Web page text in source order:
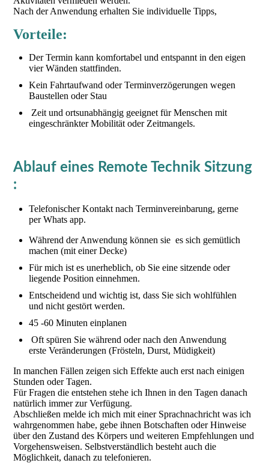
Nach der Anwendung erhalten Sie individuelle Tipps,
Vorteile:
Der Termin kann komfortabel und entspannt in den eigen
vier Wänden stattfinden.
Kein Fahrtaufwand oder Terminverzögerungen wegen
Baustellen oder Stau
Zeit und ortsunabhängig geeignet für Menschen mit
eingeschränkter Mobilität oder Zeitmangels.
Ablauf eines Remote Technik Sitzung
:
Telefonischer Kontakt nach Terminvereinbarung, gerne
per Whats app.
Während der Anwendung können sie es sich gemütlich
machen (mit einer Decke)
Für mich ist es unerheblich, ob Sie eine sitzende oder
liegende Position einnehmen.
Entscheidend und wichtig ist, dass Sie sich wohlfühlen
und nicht gestört werden.
45 -60 Minuten einplanen
Oft spüren Sie während oder nach den Anwendung
erste Veränderungen (Frösteln, Durst, Müdigkeit)
In manchen Fällen zeigen sich Effekte auch erst nach einigen
Stunden oder Tagen.
Für Fragen die entstehen stehe ich Ihnen in den Tagen danach
natürlich immer zur Verfügung.
Abschließen melde ich mich mit einer Sprachnachricht was ich
wahrgenommen habe, gebe ihnen Botschaften oder Hinweise
über den Zustand des Körpers und weiteren Empfehlungen und
Vorgehensweisen. Selbstverständlich besteht auch die
Möglichkeit, danach zu telefonieren.